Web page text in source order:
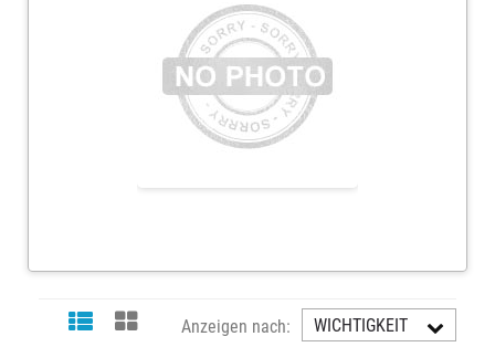
WICHTIGKEIT
Anzeigen nach: